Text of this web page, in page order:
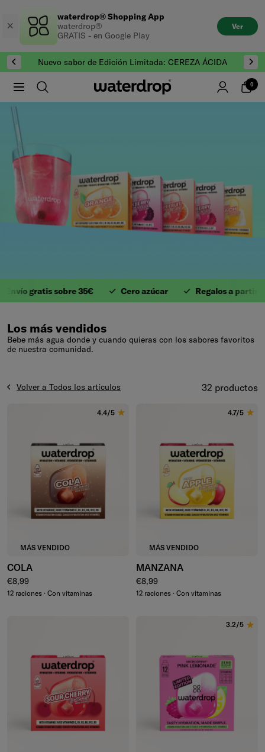
contenido
waterdrop® Shopping App
waterdrop®
GRATIS - en Google Play
Ver
Nuevo sabor de Edición Limitada: CEREZA ÁCIDA
0
1. Valiosas
gratis sobre 35€ Cero azúcar Regalos a partir de
Los más vendidos
Bebe más agua donde y cuando quieras con los sabores favoritos
de nuestra comunidad.
Volver a Todos los artículos 32 productos
MÁS VENDIDO
4.4/5
COLA
Precio normal
€8,99
12 raciones · Con vitaminas
MÁS VENDIDO
4.7/5
MANZANA
Precio normal
€8,99
12 raciones · Con vitaminas
3.2/5